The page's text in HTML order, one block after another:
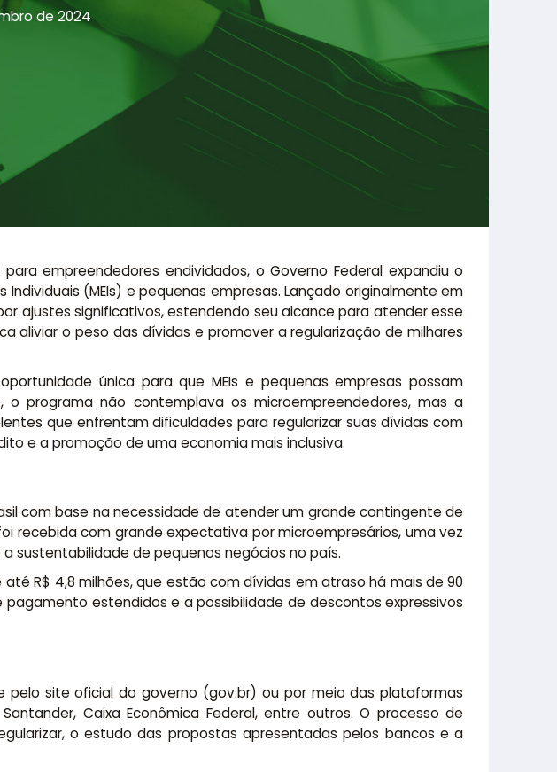
de 2024
empreendedores endividados, o Governo Federal expandiu o
(MEIs) e pequenas empresas. Lançado originalmente em
ajustes significativos, estendendo seu alcance para atender esse
aliviar o peso das dívidas e promover a regularização de milhares
única para que MEIs e pequenas empresas possam
o programa não contemplava os microempreendedores, mas a
que enfrentam dificuldades para regularizar suas dívidas com
e a promoção de uma economia mais inclusiva.
com base na necessidade de atender um grande contingente de
recebida com grande expectativa por microempresários, uma vez
sustentabilidade de pequenos negócios no país.
R$ 4,8 milhões, que estão com dívidas em atraso há mais de 90
estendidos e a possibilidade de descontos expressivos
pelo site oficial do governo (gov.br) ou por meio das plataformas
Caixa Econômica Federal, entre outros. O processo de
o estudo das propostas apresentadas pelos bancos e a